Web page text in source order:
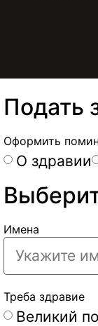
Подать
Оформить
О здравии
Имена
Треба здравие
Великий